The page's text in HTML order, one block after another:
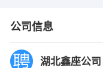
公司信息
湖北鑫座公司